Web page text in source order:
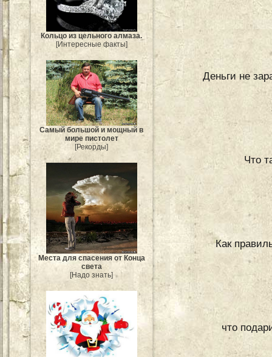
Кольцо из цельного алмаза.
[Интересные факты]
Самый большой и мощный в
мире пистолет
[Рекорды]
Места для спасения от Конца
света
[Надо знать]
Деньги не
Что
Как
что